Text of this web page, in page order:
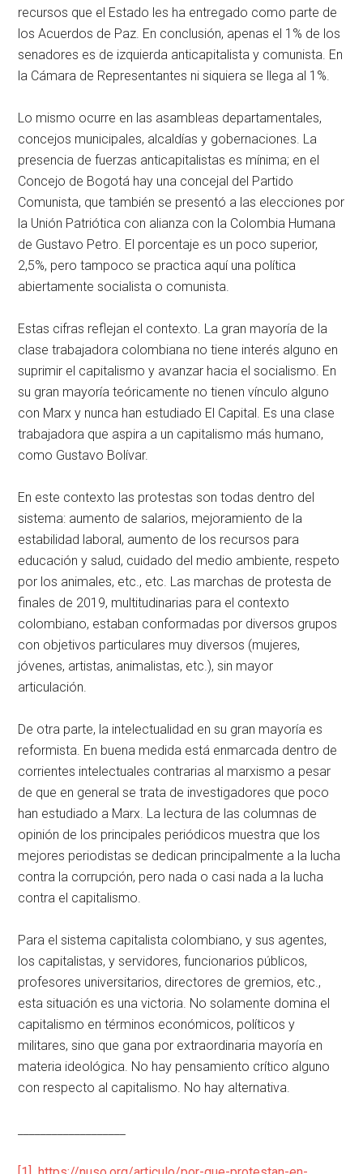
recursos que el Estado les ha entregado como parte de
los Acuerdos de Paz. En conclusión, apenas el 1% de los
senadores es de izquierda anticapitalista y comunista. En
la Cámara de Representantes ni siquiera se llega al 1%.
Lo mismo ocurre en las asambleas departamentales,
concejos municipales, alcaldías y gobernaciones. La
presencia de fuerzas anticapitalistas es mínima; en el
Concejo de Bogotá hay una concejal del Partido
Comunista, que también se presentó a las elecciones por
la Unión Patriótica con alianza con la Colombia Humana
de Gustavo Petro. El porcentaje es un poco superior,
2,5%, pero tampoco se practica aquí una política
abiertamente socialista o comunista.
Estas cifras reflejan el contexto. La gran mayoría de la
clase trabajadora colombiana no tiene interés alguno en
suprimir el capitalismo y avanzar hacia el socialismo. En
su gran mayoría teóricamente no tienen vínculo alguno
con Marx y nunca han estudiado El Capital. Es una clase
trabajadora que aspira a un capitalismo más humano,
como Gustavo Bolívar.
En este contexto las protestas son todas dentro del
sistema: aumento de salarios, mejoramiento de la
estabilidad laboral, aumento de los recursos para
educación y salud, cuidado del medio ambiente, respeto
por los animales, etc., etc. Las marchas de protesta de
finales de 2019, multitudinarias para el contexto
colombiano, estaban conformadas por diversos grupos
con objetivos particulares muy diversos (mujeres,
jóvenes, artistas, animalistas, etc.), sin mayor
articulación.
De otra parte, la intelectualidad en su gran mayoría es
reformista. En buena medida está enmarcada dentro de
corrientes intelectuales contrarias al marxismo a pesar
de que en general se trata de investigadores que poco
han estudiado a Marx. La lectura de las columnas de
opinión de los principales periódicos muestra que los
mejores periodistas se dedican principalmente a la lucha
contra la corrupción, pero nada o casi nada a la lucha
contra el capitalismo.
Para el sistema capitalista colombiano, y sus agentes,
los capitalistas, y servidores, funcionarios públicos,
profesores universitarios, directores de gremios, etc.,
esta situación es una victoria. No solamente domina el
capitalismo en términos económicos, políticos y
militares, sino que gana por extraordinaria mayoría en
materia ideológica. No hay pensamiento crítico alguno
con respecto al capitalismo. No hay alternativa.